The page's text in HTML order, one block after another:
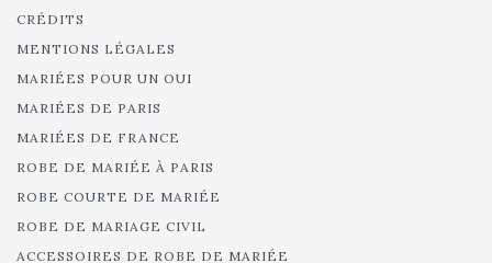
CRÉDITS
MENTIONS LÉGALES
MARIÉES POUR UN OUI
MARIÉES DE PARIS
MARIÉES DE FRANCE
ROBE DE MARIÉE À PARIS
ROBE COURTE DE MARIÉE
ROBE DE MARIAGE CIVIL
ACCESSOIRES DE ROBE DE MARIÉE